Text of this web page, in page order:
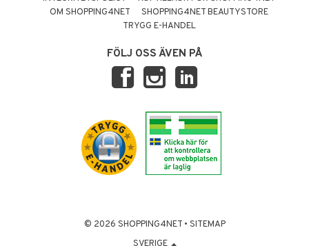
OM SHOPPING4NET
SHOPPING4NET BEAUTYSTORE
TRYGG E-HANDEL
FÖLJ OSS ÄVEN PÅ
© 2026 SHOPPING4NET • SITEMAP
SVERIGE